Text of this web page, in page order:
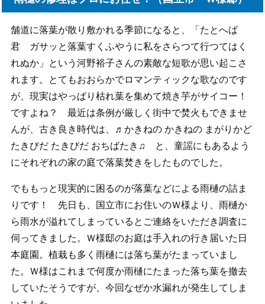
舗道に落葉が散り敷かれる季節になると、「たとへば
君 ガサッと落葉すくふやうに私をさらつて行つてはく
れぬか」という河野裕子さんの素敵な短歌が思い起こさ
れます。とてもおおらかでロマンティックな歌なのです
が、現実はやっぱり枯れ葉を集めて焼き芋がサイコー！
ですよね？ 最近は条例が厳しく街中で焚火もできませ
んが、古き良き時代は、♬かきねの かきねの まがりかど
たきびだ たきびだ おちばたき♫ と、童謡にもあるよう
にそれぞれの家の庭で落葉焚きをしたものでした。
でももっと現実的に困るのが落葉などによる雨樋の詰ま
りです！ 先日も、国立市にお住いのＷ様より、雨樋か
ら雨水が溢れてしまっているとご連絡をいただき調査に
伺ってきました。Ｗ様邸のお庭は手入れの行き届いた日
本庭園。植栽も多く雨樋には落ち葉がたまっていまし
た。Ｗ様はこれまで何度か雨樋にたまった落ち葉を撤去
していたそうですが、今回なぜか水漏れが発生してしま